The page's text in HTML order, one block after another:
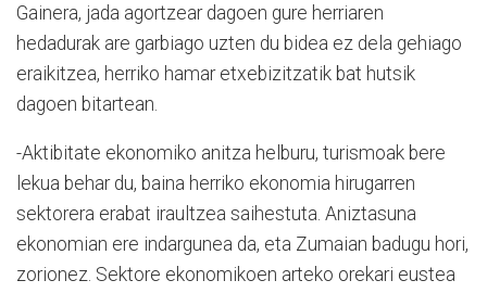
Gainera, jada agortzear dagoen gure herriaren
hedadurak are garbiago uzten du bidea ez dela gehiago
eraikitzea, herriko hamar etxebizitzatik bat hutsik
dagoen bitartean.
-Aktibitate ekonomiko anitza helburu, turismoak bere
lekua behar du, baina herriko ekonomia hirugarren
sektorera erabat iraultzea saihestuta. Aniztasuna
ekonomian ere indargunea da, eta Zumaian badugu hori,
zorionez. Sektore ekonomikoen arteko orekari eustea